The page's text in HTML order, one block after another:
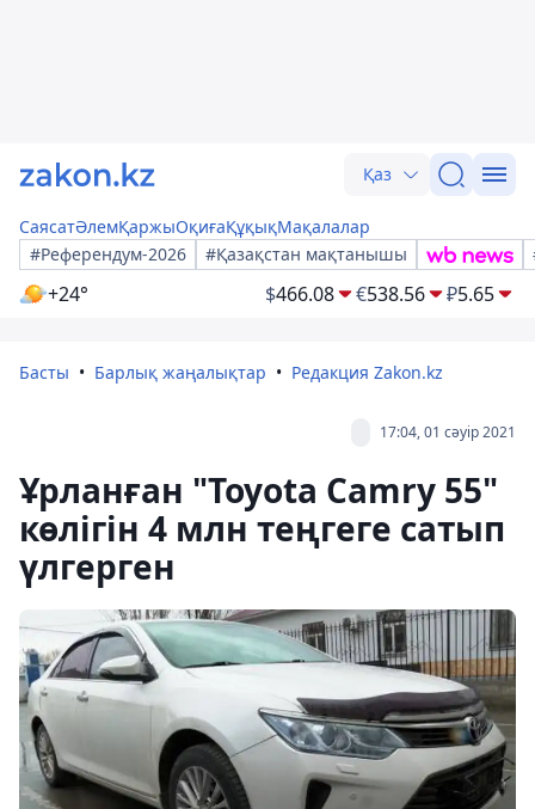
Қаз
СаясатӘлемҚаржыОқиғаҚұқықМақалалар
#Референдум-2026
#Қазақстан мақтанышы
+24° $466.08 €538.56 ₽5.65
Басты Барлық жаңалықтар Редакция Zakon.kz
17:04, 01 сәуір 2021
Ұрланған "Toyota Camry 55"
көлігін 4 млн теңгеге сатып
үлгерген